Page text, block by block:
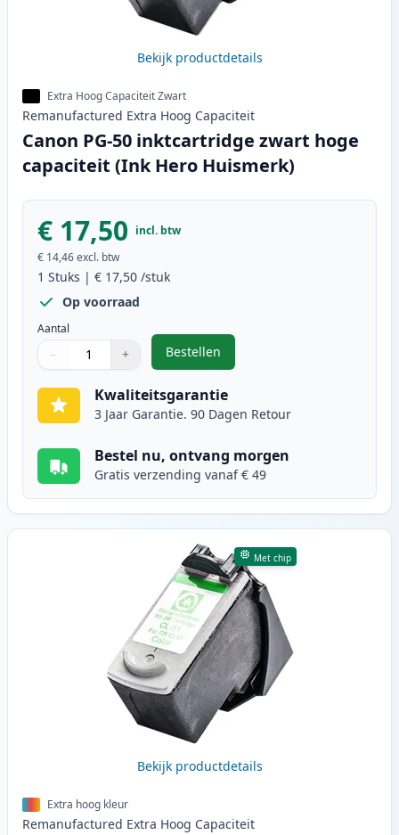
Bekijk productdetails
Extra Hoog Capaciteit Zwart
Remanufactured Extra Hoog Capaciteit
Canon PG-50 inktcartridge zwart hoge
capaciteit (Ink Hero Huismerk)
€ 17,50 incl. btw
€ 14,46excl. btw
1 Stuks | € 17,50 /stuk
Op voorraad
Aantal
Gebruik de knoppen om aan te passen
− +
1
Bestellen
,Canon PG-50 inktcartridge
Kwaliteitsgarantie
3 Jaar Garantie. 90 Dagen Retour
Bestel nu, ontvang morgen
Gratis verzending vanaf € 49
Met chip
Bekijk productdetails
Extra hoog kleur
Remanufactured Extra Hoog Capaciteit